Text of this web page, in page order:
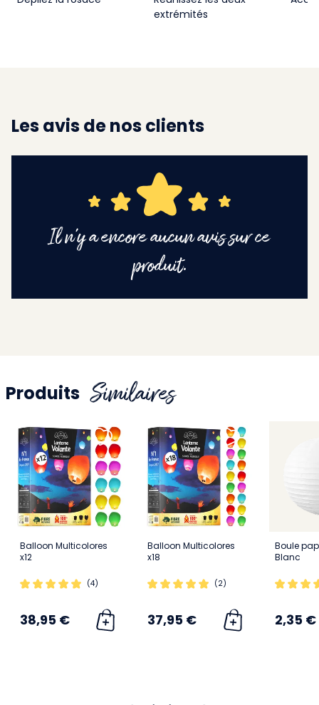
extrémités
Les avis de nos clients
Il n'y a encore aucun avis sur ce
produit.
Produits Similaires
Balloon Multicolores
x12
(4)
38,95 €
Balloon Multicolores
x18
(2)
37,95 €
Boule
Blanc
2,35 €